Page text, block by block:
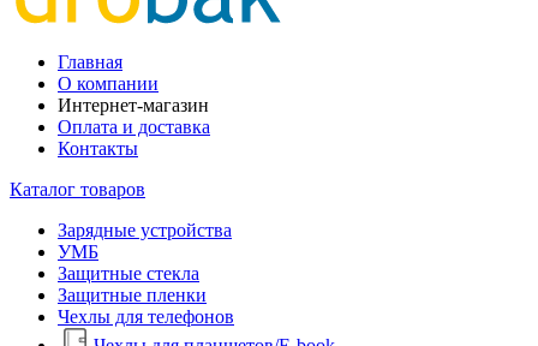
Главная
О компании
Интернет-магазин
Оплата и доставка
Контакты
Каталог товаров
Зарядные устройства
УМБ
Защитные стекла
Защитные пленки
Чехлы для телефонов